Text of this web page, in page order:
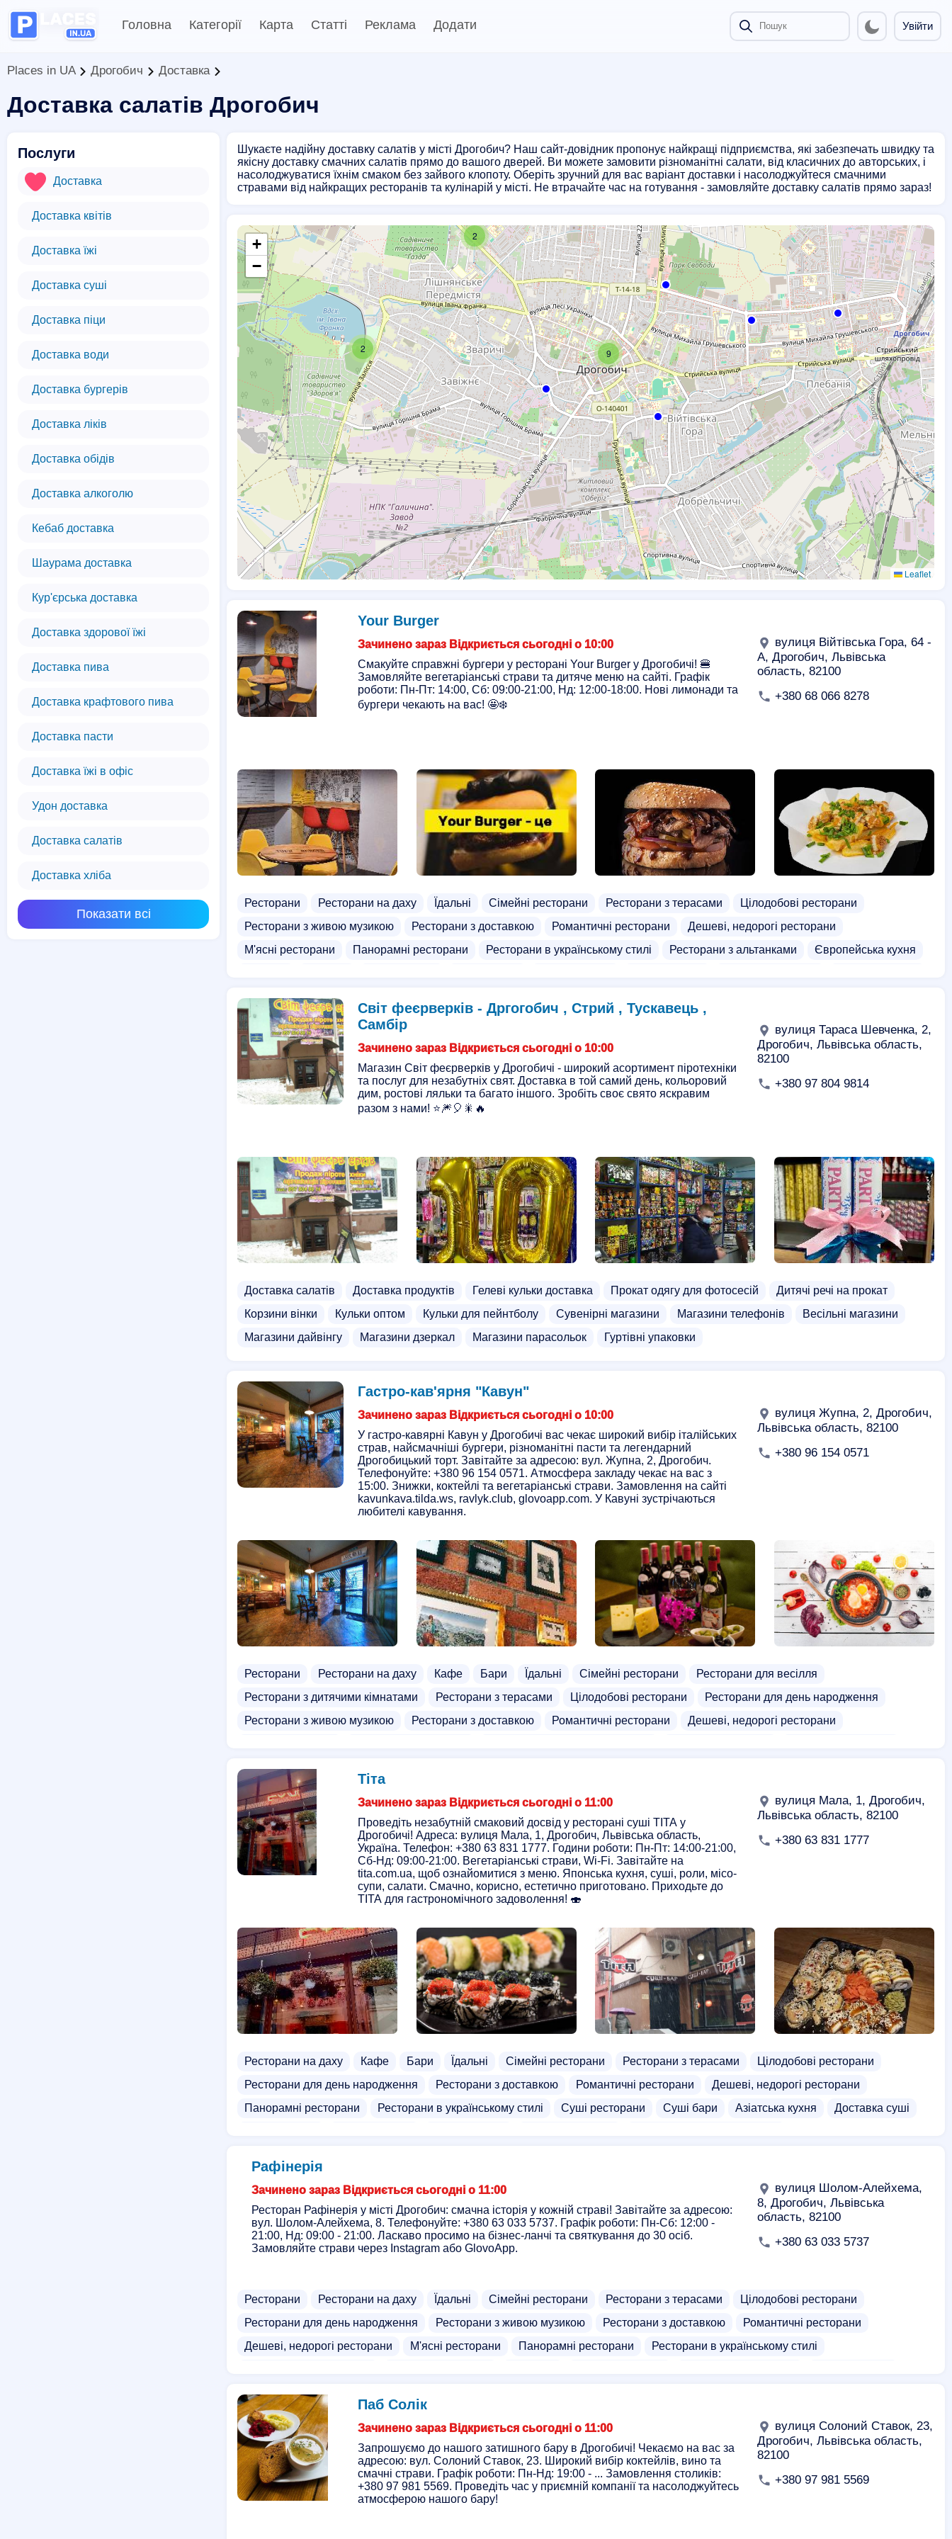
Головна Категорії Карта Статті Реклама Додати Увійти
Places in UA Дрогобич Доставка
Доставка салатів Дрогобич
Послуги
Доставка
Доставка квітів
Доставка їжі
Доставка суші
Доставка піци
Доставка води
Доставка бургерів
Доставка ліків
Доставка обідів
Доставка алкоголю
Кебаб доставка
Шаурама доставка
Кур'єрська доставка
Доставка здорової їжі
Доставка пива
Доставка крафтового пива
Доставка пасти
Доставка їжі в офіс
Удон доставка
Доставка салатів
Доставка хліба
Показати всі
Шукаєте надійну доставку салатів у місті Дрогобич? Наш сайт-довідник пропонує найкращі підприємства, які забезпечать швидку та
якісну доставку смачних салатів прямо до вашого дверей. Ви можете замовити різноманітні салати, від класичних до авторських, і
насолоджуватися їхнім смаком без зайвого клопоту. Оберіть зручний для вас варіант доставки і насолоджуйтеся смачними
стравами від найкращих ресторанів та кулінарій у місті. Не втрачайте час на готування - замовляйте доставку салатів прямо зараз!
2
9
2
+
−
Leaflet
Your Burger
Зачинено зараз Відкриється сьогодні о 10:00
Смакуйте справжні бургери у ресторані Your Burger у Дрогобичі! 🍔
Замовляйте вегетаріанські страви та дитяче меню на сайті. Графік
роботи: Пн-Пт: 14:00, Сб: 09:00-21:00, Нд: 12:00-18:00. Нові лимонади та
бургери чекають на вас! 🤩❄️
вулиця Війтівська Гора, 64 -
А, Дрогобич, Львівська
область, 82100
+380 68 066 8278
Ресторани Ресторани на даху Їдальні Сімейні ресторани Ресторани з терасами
Цілодобові ресторани
Ресторани з живою музикою
Ресторани з доставкою Романтичні ресторани
Дешеві, недорогі ресторани
М'ясні ресторани
Панорамні ресторани Ресторани в українському стилі Ресторани з альтанками
Європейська кухня
Шаурама доставка
Доставка напоїв
Доставка стейків Доставка сніданків Доставка гамбургерів
Макаруни доставка
Хот-доги В'єтнамська кухня Дискотека Бістро
Світ феєрверків - Дргогобич , Стрий , Тускавець ,
Самбір
Зачинено зараз Відкриється сьогодні о 10:00
Магазин Світ феєрверків у Дрогобичі - широкий асортимент піротехніки
та послуг для незабутніх свят. Доставка в той самий день, кольоровий
дим, ростові ляльки та багато іншого. Зробіть своє свято яскравим
разом з нами! ⭐🎆🎈🎇🔥
вулиця Тараса Шевченка, 2,
Дрогобич, Львівська область,
82100
+380 97 804 9814
Доставка салатів Доставка продуктів Гелеві кульки доставка Прокат одягу для фотосесій
Дитячі речі на прокат
Корзини вінки
Кульки оптом Кульки для пейнтболу Сувенірні магазини Магазини телефонів
Весільні магазини
Магазини дайвінгу
Магазини дзеркал Магазини парасольок Гуртівні упаковки
Гастро-кав'ярня "Кавун"
Зачинено зараз Відкриється сьогодні о 10:00
У гастро-кавярні Кавун у Дрогобичі вас чекає широкий вибір італійських
страв, найсмачніші бургери, різноманітні пасти та легендарний
Дрогобицький торт. Завітайте за адресою: вул. Жупна, 2, Дрогобич.
Телефонуйте: +380 96 154 0571. Атмосфера закладу чекає на вас з
15:00. Знижки, коктейлі та вегетаріанські страви. Замовлення на сайті
kavunkava.tilda.ws, ravlyk.club, glovoapp.com. У Кавуні зустрічаються
любителі кавування.
вулиця Жупна, 2, Дрогобич,
Львівська область, 82100
+380 96 154 0571
Ресторани Ресторани на даху Кафе Бари Їдальні Сімейні ресторани
Ресторани для весілля
Ресторани з дитячими кімнатами
Ресторани з терасами Цілодобові ресторани
Ресторани для день народження
Ресторани з живою музикою
Ресторани з доставкою Романтичні ресторани
Дешеві, недорогі ресторани
Грузинська кухня
Мексиканська кухня
Доставка салатів
Доставка сніданків
Доставка десертів
Доставка гамбургерів
Доставка тортів Чайні магазини В'єтнамська кухня Дискотека
Бістро
Розважальні заклади для дорослих
Фабрики Фабрики їжі Кондитерські фабрики
Тіта
Зачинено зараз Відкриється сьогодні о 11:00
Проведіть незабутній смаковий досвід у ресторані суші ТІТА у
Дрогобичі! Адреса: вулиця Мала, 1, Дрогобич, Львівська область,
Україна. Телефон: +380 63 831 1777. Години роботи: Пн-Пт: 14:00-21:00,
Сб-Нд: 09:00-21:00. Вегетаріанські страви, Wi-Fi. Завітайте на
tita.com.ua, щоб ознайомитися з меню. Японська кухня, суші, роли, місо-
супи, салати. Смачно, корисно, естетично приготовано. Приходьте до
ТІТА для гастрономічного задоволення! 🍣
вулиця Мала, 1, Дрогобич,
Львівська область, 82100
+380 63 831 1777
Ресторани на даху Кафе Бари Їдальні Сімейні ресторани Ресторани з терасами
Цілодобові ресторани
Ресторани для день народження
Ресторани з доставкою Романтичні ресторани
Дешеві, недорогі ресторани
Панорамні ресторани
Ресторани в українському стилі Суші ресторани Суші бари Азіатська кухня
Доставка суші
Тайська їжа доставка
Рафінерія
Зачинено зараз Відкриється сьогодні о 11:00
Ресторан Рафінерія у місті Дрогобич: смачна історія у кожній страві! Завітайте за адресою:
вул. Шолом-Алейхема, 8. Телефонуйте: +380 63 033 5737. Графік роботи: Пн-Сб: 12:00 -
21:00, Нд: 09:00 - 21:00. Ласкаво просимо на бізнес-ланчі та святкування до 30 осіб.
Замовляйте страви через Instagram або GlovoApp.
вулиця Шолом-Алейхема,
8, Дрогобич, Львівська
область, 82100
+380 63 033 5737
Ресторани Ресторани на даху Їдальні Сімейні ресторани Ресторани з терасами
Цілодобові ресторани
Ресторани для день народження
Ресторани з живою музикою Ресторани з доставкою
Романтичні ресторани
Дешеві, недорогі ресторани
М'ясні ресторани Панорамні ресторани
Ресторани в українському стилі
Доставка салатів
Доставка ребра
Паб Солік
Зачинено зараз Відкриється сьогодні о 11:00
Запрошуємо до нашого затишного бару в Дрогобичі! Чекаємо на вас за
адресою: вул. Солоний Ставок, 23. Широкий вибір коктейлів, вино та
смачні страви. Графік роботи: Пн-Нд: 19:00 - ... Замовлення столиків:
+380 97 981 5569. Проведіть час у приємній компанії та насолоджуйтесь
атмосферою нашого бару!
вулиця Солоний Ставок, 23,
Дрогобич, Львівська область,
82100
+380 97 981 5569